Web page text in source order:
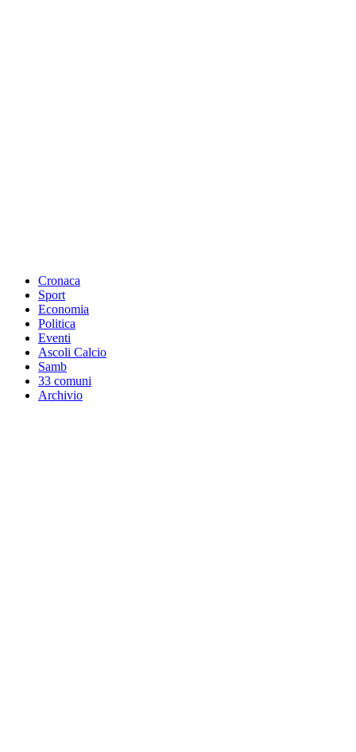
Cronaca
Sport
Economia
Politica
Eventi
Ascoli Calcio
Samb
33 comuni
Archivio